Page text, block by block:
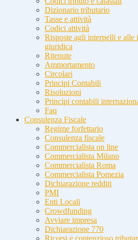
Dizionario tributario
Tasse e attività
Codici attività
Risposte agli interpelli e alle
giuridica
Ritenute
Ammortamento
Circolari
Principi Contabili
Risoluzioni
Principi contabili
Faq
Consulenza Fiscale
Regime forfettario
Consulenza fiscale
Commercialista on line
Commercialista Milano
Commercialista Roma
Commercialista Pomezia
Dichiarazione redditi
PMI
Enti Locali
Crowdfunding
Avviare impresa
Dichiarazione 770
Ricorsi e contenzioso